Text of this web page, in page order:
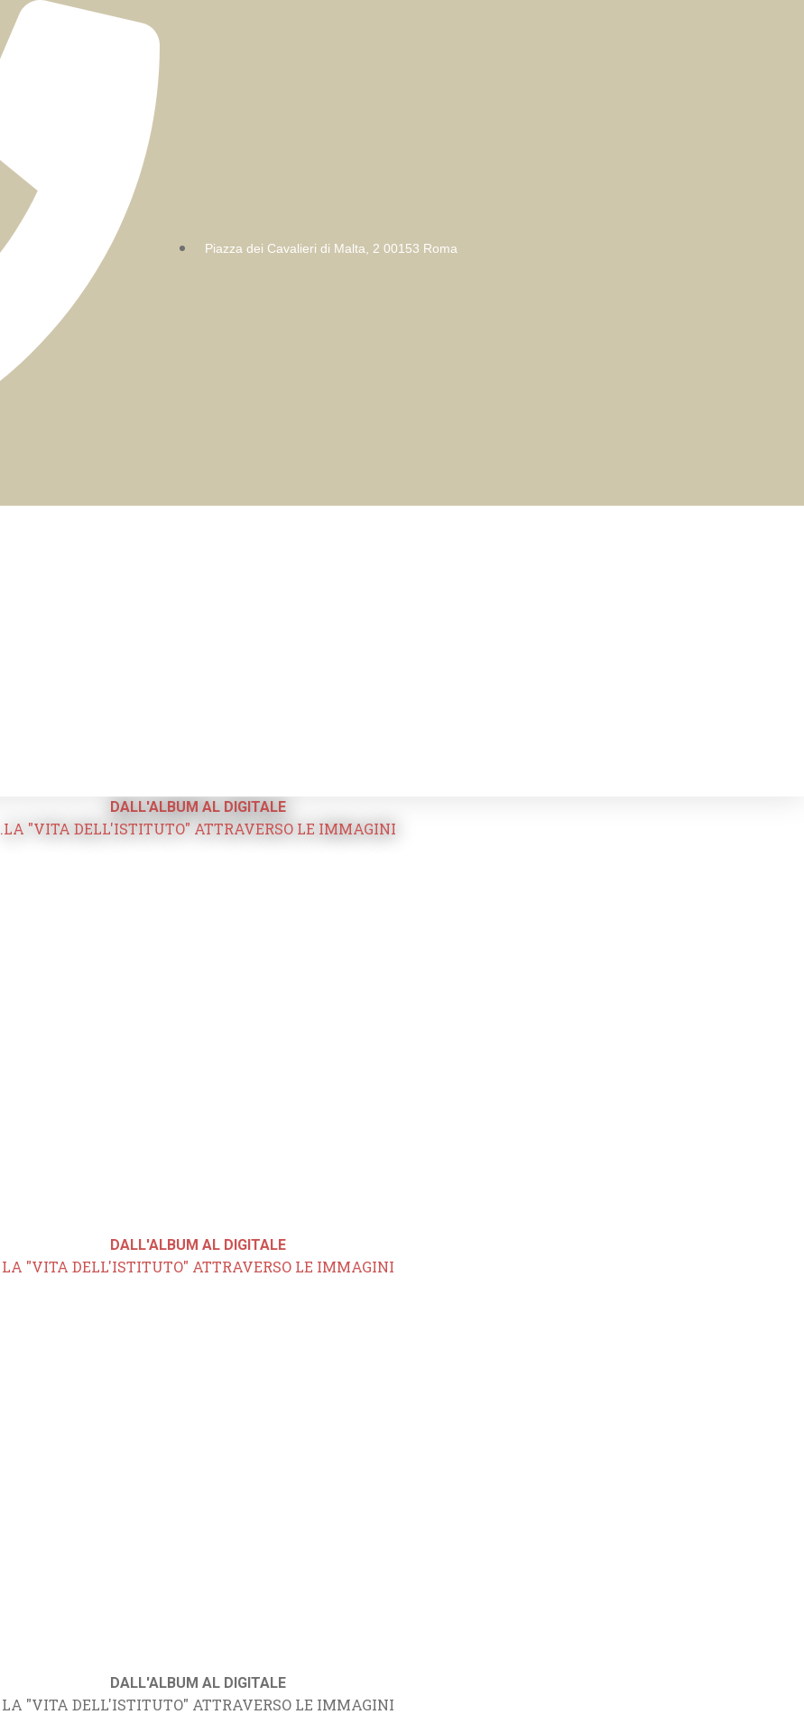
Piazza dei Cavalieri di Malta, 2 00153 Roma
DALL'ALBUM AL DIGITALE
.LA "VITA DELL'ISTITUTO" ATTRAVERSO LE IMMAGINI
DALL'ALBUM AL DIGITALE
LA "VITA DELL'ISTITUTO" ATTRAVERSO LE IMMAGINI
DALL'ALBUM AL DIGITALE
LA "VITA DELL'ISTITUTO" ATTRAVERSO LE IMMAGINI